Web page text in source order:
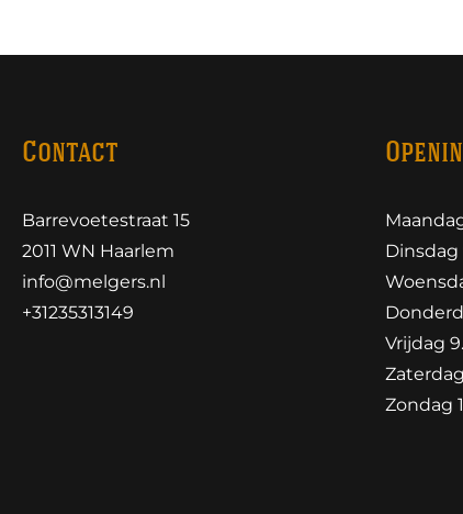
Contact
Barrevoetestraat 15
2011 WN Haarlem
info@melgers.nl
+31235313149
Dinsdag
Vrijdag
Zondag